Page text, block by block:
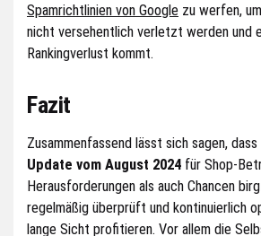
Spamrichtlinien von Google zu werfen,
nicht versehentlich verletzt werden und
Rankingverlust kommt.
Fazit
Zusammenfassend lässt sich sagen, dass
Update vom August 2024 für Shop-
Herausforderungen als auch Chancen
regelmäßig überprüft und kontinuierlich
lange Sicht profitieren. Vor allem die